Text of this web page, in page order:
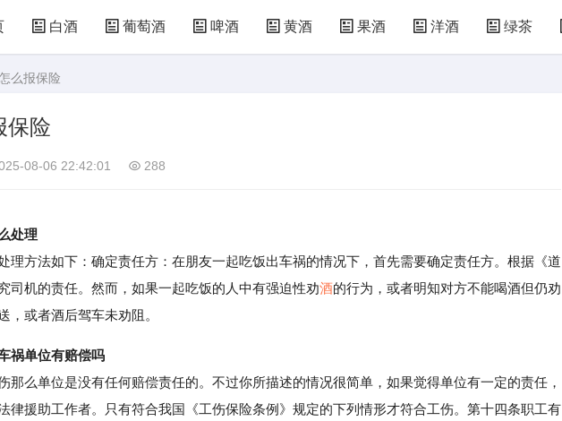
白酒 葡萄酒 啤酒 黄酒 果酒 洋酒 绿茶
花茶
么报保险
保险
08-06 22:42:01 288
处理
方法如下：确定责任方：在朋友一起吃饭出车祸的情况下，首先需要确定责任方。根据《道
司机的责任。然而，如果一起吃饭的人中有强迫性劝酒的行为，或者明知对方不能喝酒但仍劝
，或者酒后驾车未劝阻。
祸单位有赔偿吗
么单位是没有任何赔偿责任的。不过你所描述的情况很简单，如果觉得单位有一定的责任，
律援助工作者。只有符合我国《工伤保险条例》规定的下列情形才符合工伤。第十四条职工有